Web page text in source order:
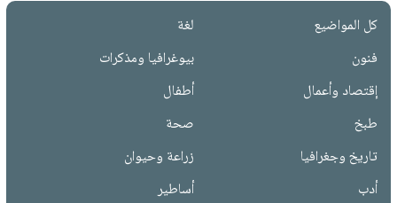
كل المواضيع
لغة
فنون
بيوغرافيا ومذكرات
إقتصاد وأعمال
أطفال
طبخ
صحة
تاريخ وجغرافيا
زراعة وحيوان
أدب
أساطير